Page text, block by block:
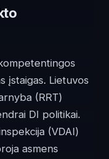
įstaigas. Lietuvos
(RRT)
DI politikai.
(VDAI)
asmens